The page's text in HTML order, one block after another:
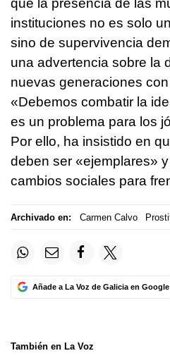
que la presencia de las
instituciones no es solo
sino de supervivencia
una advertencia sobre la
nuevas generaciones
«Debemos combatir la
es un problema para los
Por ello, ha insistido en
deben ser «ejemplares»
cambios sociales para
Archivado en: Carmen Calvo
Añade a La Voz de Galicia en Google
También en La Voz